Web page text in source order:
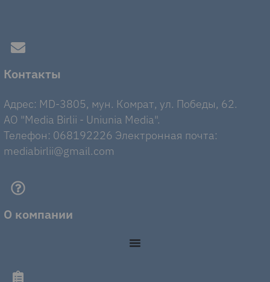
Контакты
Адрес: MD-3805, мун. Комрат, ул. Победы, 62.
AO "Media Birlii - Uniunia Media".
Телефон: 068192226 Электронная почта:
mediabirlii@gmail.com
О компании